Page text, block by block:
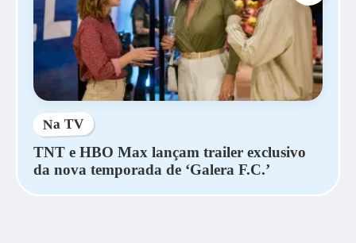
Na TV
TNT e HBO Max lançam trailer exclusivo
da nova temporada de ‘Galera F.C.’